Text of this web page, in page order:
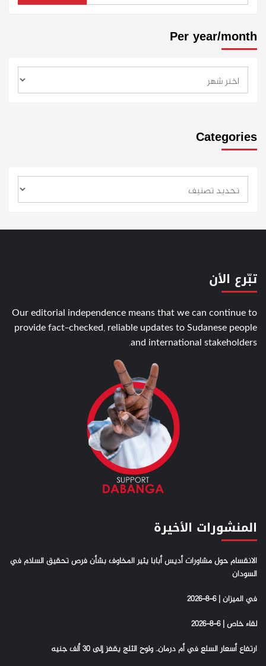
Per year/month
Categories
تبّرع الأن
Our editorial independence means that we can continue to
provide fact-checked, reliable updates to Sudanese people
and international stakeholders.
المنشورات الأخيرة
الانقسام حول مشاورات أديس أبابا يثير المخاوف بشأن فرص تحقيق السلام في
السودان
في الميزان | 6-8-2026
لقاء خاص | 6-8-2026
ارتفاع أسعار السلع في أم درمان.. ولوح الثلج يقفز إلى 30 ألف جنيه